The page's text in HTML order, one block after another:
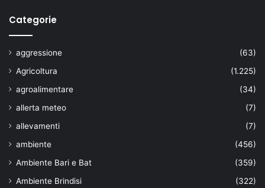
Categorie
aggressione
(63)
Agricoltura
(1.225)
agroalimentare
(34)
allerta meteo
(7)
allevamenti
(7)
ambiente
(456)
Ambiente Bari e Bat
(359)
Ambiente Brindisi
(322)